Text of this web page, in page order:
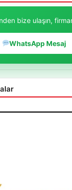
bize ulaşın,
WhatsApp Mesaj